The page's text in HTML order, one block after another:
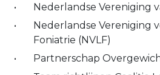
Nederlandse Vereniging
Nederlandse Vereniging
Foniatrie (NVLF)
Partnerschap